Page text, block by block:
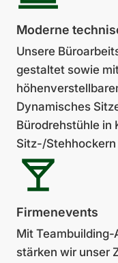
Moderne
Unsere
gestaltet sowie
Dynamisches
Bürodreh­stühle in
Sitz-/
Firmen­events
Mit
stärken wir unser